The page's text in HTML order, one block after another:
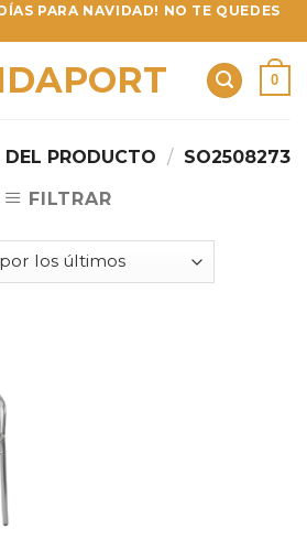
PARA NAVIDAD! NO TE QUEDES
0
PRODUCTO / SO2508273
FILTRAR